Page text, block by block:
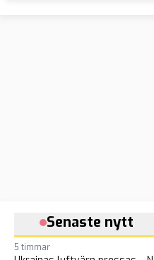
Senaste nytt
5 timmar